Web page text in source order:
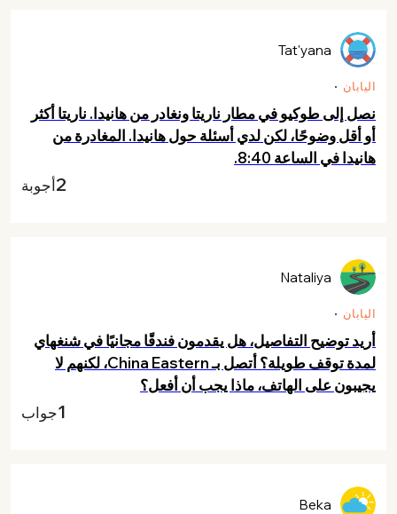
اليابان
نصل إلى طوكيو في مطار ناريتا ونغادر من هانيدا. ناريتا أكثر
أو أقل وضوحًا، لكن لدي أسئلة حول هانيدا. المغادرة من
هانيدا في الساعة 8:40.
Tat'yana
2أجوبة
اليابان
أريد توضيح التفاصيل، هل يقدمون فندقًا مجانيًا في شنغهاي
لمدة توقف طويلة؟ أتصل بـ China Eastern، لكنهم لا
يجيبون على الهاتف، ماذا يجب أن أفعل؟
Nataliya
1جواب
Beka